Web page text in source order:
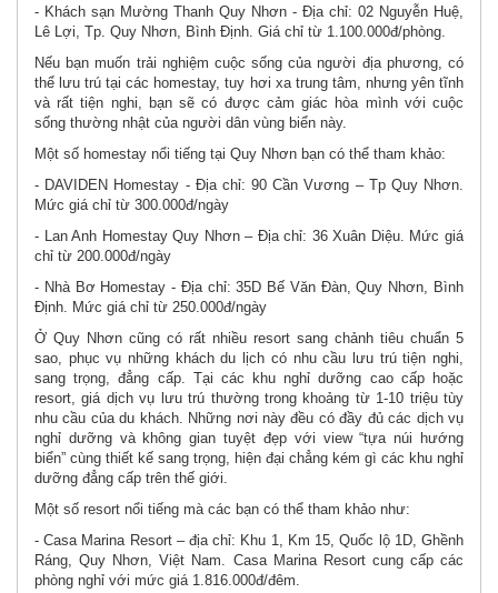
- Khách sạn Mường Thanh Quy Nhơn - Địa chỉ: 02 Nguyễn Huệ,
Lê Lợi, Tp. Quy Nhơn, Bình Định. Giá chỉ từ 1.100.000đ/phòng.
Nếu bạn muốn trải nghiệm cuộc sống của người địa phương, có
thể lưu trú tại các homestay, tuy hơi xa trung tâm, nhưng yên tĩnh
và rất tiện nghi, bạn sẽ có được cảm giác hòa mình với cuộc
sống thường nhật của người dân vùng biển này.
Một số homestay nổi tiếng tại Quy Nhơn bạn có thể tham khảo:
- DAVIDEN Homestay - Địa chỉ: 90 Cần Vương – Tp Quy Nhơn.
Mức giá chỉ từ 300.000đ/ngày
- Lan Anh Homestay Quy Nhơn – Địa chỉ: 36 Xuân Diệu. Mức giá
chỉ từ 200.000đ/ngày
- Nhà Bơ Homestay - Địa chỉ: 35D Bế Văn Đàn, Quy Nhơn, Bình
Định. Mức giá chỉ từ 250.000đ/ngày
Ở Quy Nhơn cũng có rất nhiều resort sang chảnh tiêu chuẩn 5
sao, phục vụ những khách du lịch có nhu cầu lưu trú tiện nghi,
sang trọng, đẳng cấp. Tại các khu nghỉ dưỡng cao cấp hoặc
resort, giá dịch vụ lưu trú thường trong khoảng từ 1-10 triệu tùy
nhu cầu của du khách. Những nơi này đều có đầy đủ các dịch vụ
nghỉ dưỡng và không gian tuyệt đẹp với view “tựa núi hướng
biển” cùng thiết kế sang trọng, hiện đại chẳng kém gì các khu nghỉ
dưỡng đẳng cấp trên thế giới.
Một số resort nổi tiếng mà các bạn có thể tham khảo như:
- Casa Marina Resort – địa chỉ: Khu 1, Km 15, Quốc lộ 1D, Ghềnh
Ráng, Quy Nhơn, Việt Nam. Casa Marina Resort cung cấp các
phòng nghỉ với mức giá 1.816.000đ/đêm.